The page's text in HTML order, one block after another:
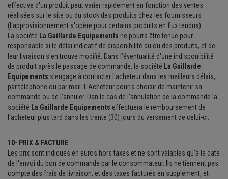
effective d'un produit peut varier rapidement en fonction des ventes
réalisées sur le site ou du stock des produits chez les fournisseurs
(l'approvisionnement s'opère pour certains produits en flux tendus).
La société La Gaillarde Equipements ne pourra être tenue pour
responsable si le délai indicatif de disponibilité du ou des produits, et de
leur livraison s'en trouve modifié. Dans l'éventualité d'une indisponibilité
de produit après le passage de commande, la société La Gaillarde
Equipements s'engage à contacter l'acheteur dans les meilleurs délais,
par téléphone ou par mail. L'Acheteur pourra choisir de maintenir sa
commande ou de l'annuler. Dan le cas de l'annulation de la commande la
société La Gaillarde Equipements effectuera le remboursement de
l'acheteur plus tard dans les trente (30) jours du versement de celui-ci.
10- PRIX & FACTURE
Les prix sont indiqués en euros hors taxes et ne sont valables qu'à la date
de l'envoi du bon de commande par le consommateur. Ils ne tiennent pas
compte des frais de livraison, et des taxes facturés en supplément, et